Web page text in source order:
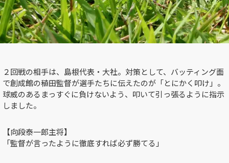
２回戦の相手は、島根代表・大社。対策として、バッティング面
で創成館の稙田監督が選手たちに伝えたのが「とにかく叩け」。
球威のあるまっすぐに負けないよう、叩いて引っ張るように指示
しました。
【向段泰一郎主将】
「監督が言ったように徹底すれば必ず勝てる」